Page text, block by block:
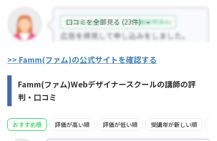
口コミを全部見る (23件)
>> Famm(ファム)の公式サイトを確認する
Famm(ファム)Webデザイナースクールの講師の評
判・口コミ
おすすめ順 評価が高い順 評価が低い順 受講年が新しい順